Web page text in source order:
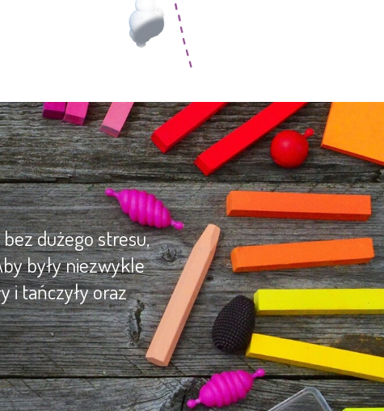
dużego stresu,
były niezwykle
i tańczyły oraz